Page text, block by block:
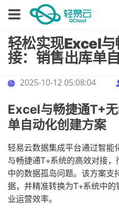
轻松实现Excel
接：销售出库单
2025-10-12 05:08:04
Excel与畅捷通T+
单自动化创建方案
轻易云数据集成平台通过智
与畅捷通T+系统的高效对接
中的数据孤岛问题。该方案
据，并精准转换为T+系统中
业运营效率。